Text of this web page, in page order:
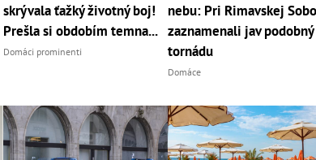
skrývala ťažký životný boj!
Prešla si obdobím temna...
Domáci prominenti
nebu: Pri Rimavskej
zaznamenali jav podobný
tornádu
Domáce